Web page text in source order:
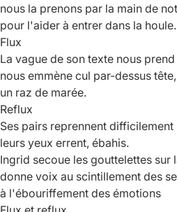
nous la prenons par la main de
pour l'aider à entrer dans la houle.
Flux
La vague de son texte nous
nous emmène cul par-dessus tête,
un raz de marée.
Reflux
Ses pairs reprennent difficilement
leurs yeux errent, ébahis.
Ingrid secoue les gouttelettes sur
donne voix au scintillement des
à l'ébouriffement des émotions